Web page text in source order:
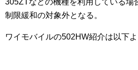
制限緩和の対象外となる。
ワイモバイルの502HW紹介は以下よ